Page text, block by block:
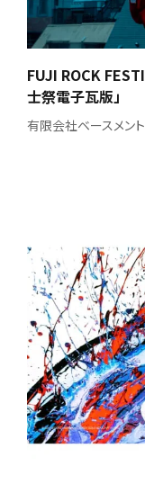
FUJI ROCK
士祭電子瓦版」
有限会社ベースメン